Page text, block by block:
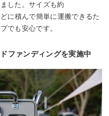
した。サイズも約
に積んで簡単に運搬できるた
でも安心です。
ファンディングを実施中